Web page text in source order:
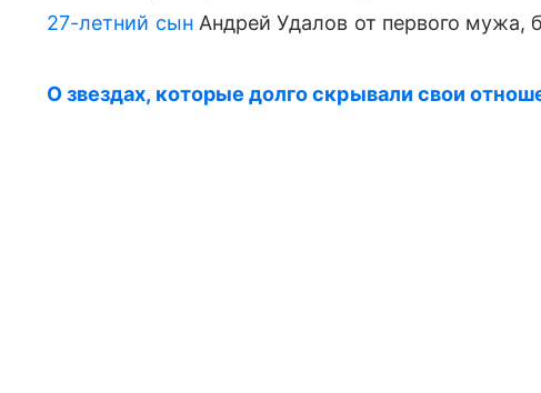
27-летний сын Андрей Удалов от первого мужа,
О звездах, которые долго скрывали свои